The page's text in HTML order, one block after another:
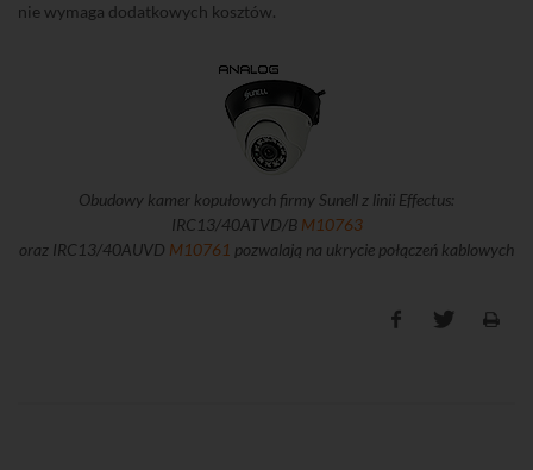
nie wymaga dodatkowych kosztów.
Obudowy kamer kopułowych firmy Sunell z linii Effectus:
IRC13/40ATVD/B M10763
oraz IRC13/40AUVD M10761 pozwalają na ukrycie połączeń kablowych